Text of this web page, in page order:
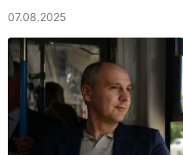
07.08.2025